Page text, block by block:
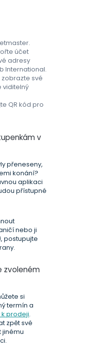
účet
adresy
International.
zobrazte své
viditelný
QR kód pro
v
přeneseny,
konání?
aplikaci
přístupné
nebo ji
postupujte
zvoleném
si
termín a
prodeji.
zpět své
jinému